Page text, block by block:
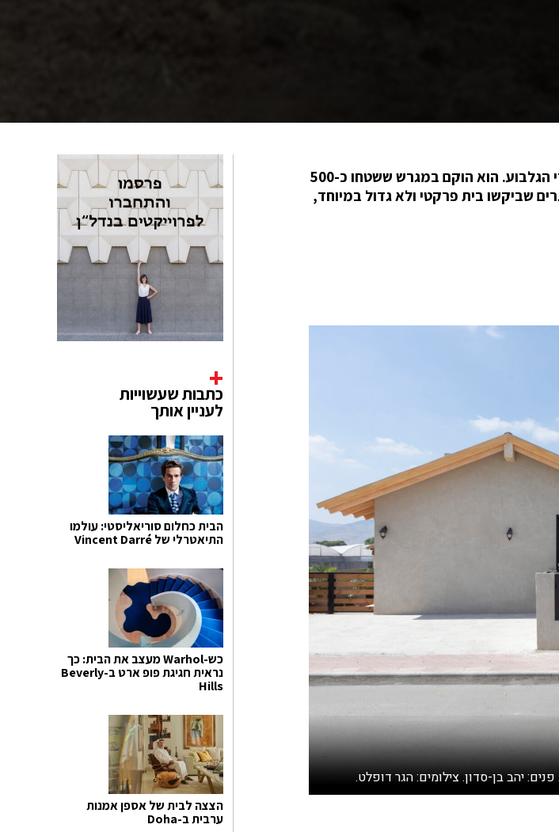
בית המגורים נבנה במושב "רחוב מזרח" שבעמק המעיינות, מול נופם של הרי הגלבוע. הוא הוקם במגרש ששטחו כ-500
ילדים בוגרים שביקשו בית פרקטי ולא גדול במיוחד,
יהב בן-סדון. צילומים: הגר דופלט.
כתבות שעשוייות
לעניין אותך
הבית כחלום סוריאליסטי: עולמו
התיאטרלי של Vincent Darré
כש-Warhol מעצב את הבית: כך
נראית חגיגת פופ ארט ב-Beverly
Hills
הצצה לבית של אספן אמנות
ערבית ב-Doha